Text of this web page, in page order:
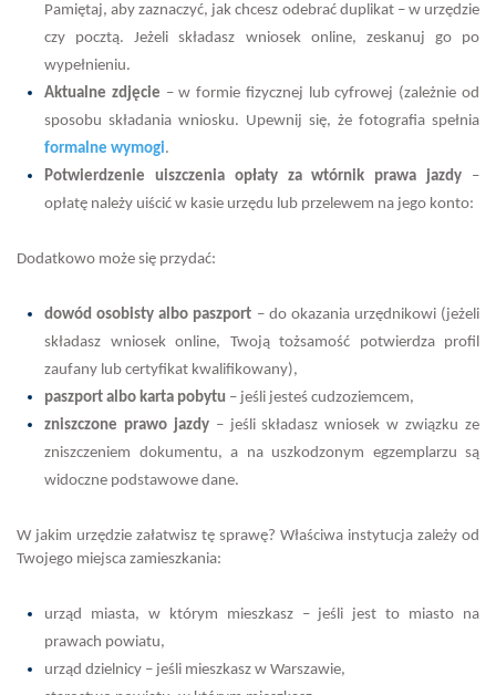
Pamiętaj, aby zaznaczyć, jak chcesz odebrać duplikat – w urzędzie
czy pocztą. Jeżeli składasz wniosek online, zeskanuj go po
wypełnieniu.
Aktualne zdjęcie – w formie fizycznej lub cyfrowej (zależnie od
sposobu składania wniosku. Upewnij się, że fotografia spełnia
formalne wymogi.
Potwierdzenie uiszczenia opłaty za wtórnik prawa jazdy –
opłatę należy uiścić w kasie urzędu lub przelewem na jego konto:
Dodatkowo może się przydać:
dowód osobisty albo paszport – do okazania urzędnikowi (jeżeli
składasz wniosek online, Twoją tożsamość potwierdza profil
zaufany lub certyfikat kwalifikowany),
paszport albo karta pobytu – jeśli jesteś cudzoziemcem,
zniszczone prawo jazdy– jeśli składasz wniosek w związku ze
zniszczeniem dokumentu, a na uszkodzonym egzemplarzu są
widoczne podstawowe dane.
W jakim urzędzie załatwisz tę sprawę? Właściwa instytucja zależy od
Twojego miejsca zamieszkania:
urząd miasta, w którym mieszkasz – jeśli jest to miasto na
prawach powiatu,
urząd dzielnicy – jeśli mieszkasz w Warszawie,